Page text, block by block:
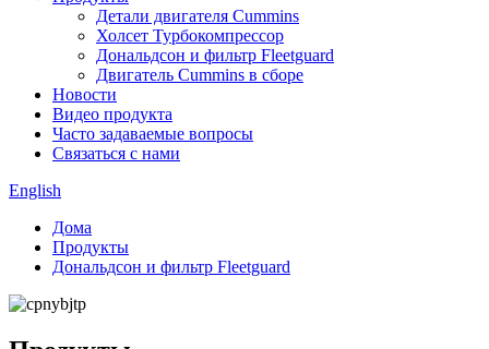
Детали двигателя Cummins
Холсет Турбокомпрессор
Дональдсон и фильтр Fleetguard
Двигатель Cummins в сборе
Новости
Видео продукта
Часто задаваемые вопросы
Связаться с нами
English
Дома
Продукты
Дональдсон и фильтр Fleetguard